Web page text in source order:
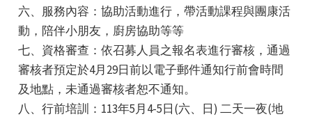
六、服務內容：協助活動進行，帶活動課程與團康活
動，陪伴小朋友，廚房協助等等
七、資格審查：依召募人員之報名表進行審核，通過
審核者預定於4月29日前以電子郵件通知行前會時間
及地點，未通過審核者恕不通知。
八、行前培訓：113年5月4-5日(六、日) 二天一夜(地